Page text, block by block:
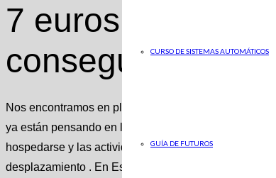
CURSO DE SISTEMAS AUTOMÁTICOS
GUÍA DE FUTUROS
7 euros:
conseguirlos
Nos encontramos en plena vuelta de las
ya están pensando en la próxima escapada o
hospedarse y las actividades que se quieren hacer,
desplazamiento . En España contamos con varias